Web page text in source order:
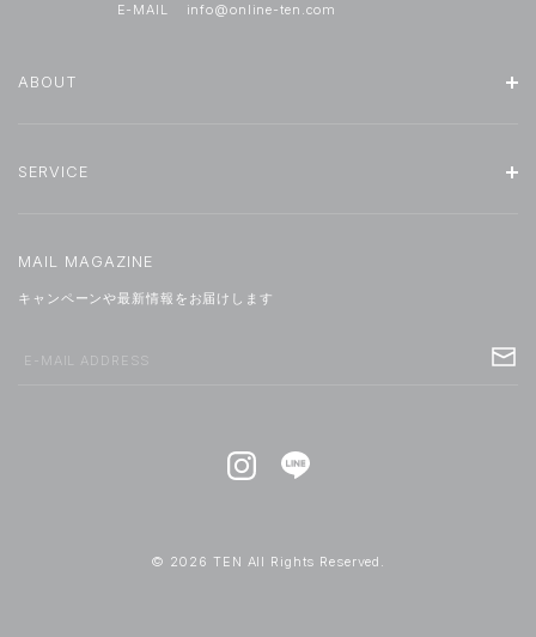
E-MAIL
info@online-ten.com
ABOUT
SERVICE
MAIL MAGAZINE
キャンペーンや最新情報をお届けします
E-MAIL ADDRESS
© 2026 TEN All Rights Reserved.